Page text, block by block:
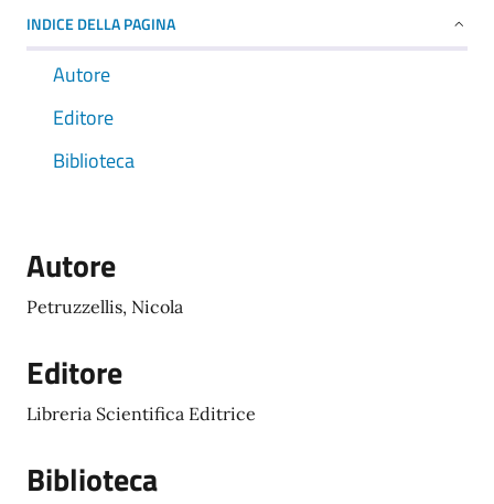
INDICE DELLA PAGINA
Autore
Editore
Biblioteca
Autore
Petruzzellis, Nicola
Editore
Libreria Scientifica Editrice
Biblioteca